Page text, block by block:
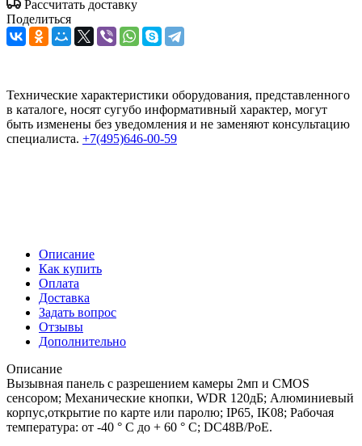
Рассчитать доставку
Поделиться
Технические характеристики оборудования, представленного
в каталоге, носят сугубо информативный характер, могут
быть изменены без уведомления и не заменяют консультацию
специалиста. +7(495)646-00-59
Описание
Как купить
Оплата
Доставка
Задать вопрос
Отзывы
Дополнительно
Описание
Вызывная панель с разрешением камеры 2мп и CMOS
сенсором; Механические кнопки, WDR 120дБ; Алюминиевый
корпус,открытие по карте или паролю; IP65, IK08; Рабочая
температура: от -40 ° C до + 60 ° C; DC48В/PoE.